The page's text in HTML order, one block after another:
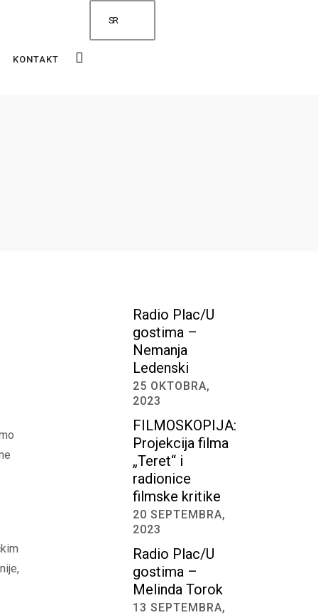
SR
KONTAKT
Radio Plac/U
gostima –
Nemanja
Ledenski
25 OKTOBRA,
2023
FILMOSKOPIJA:
Projekcija filma
„Teret“ i
radionice
filmske kritike
20 SEPTEMBRA,
2023
Radio Plac/U
gostima –
Melinda Torok
13 SEPTEMBRA,